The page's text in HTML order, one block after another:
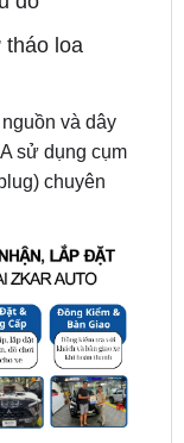
và dây
sử dụng cụm
chuyên